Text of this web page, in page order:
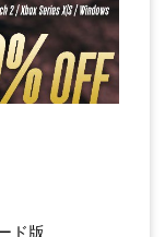
ド版